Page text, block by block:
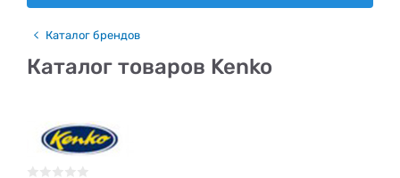
Каталог брендов
Каталог товаров Kenko